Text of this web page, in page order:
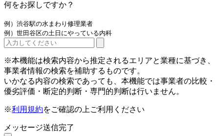
何をお探しですか？
例）渋谷駅の水まわり修理業者
例）世田谷区の土日にやっている内科
※本機能は検索内容から推定されるエリアと業種に基づき、
事業者情報の検索を補助するものです。
いかなる内容の検索であっても、本機能では事業者の比較・
優劣評価・断定的判断・専門的判断は行いません。
※利用規約をご確認の上ご利用ください
メッセージ送信完了